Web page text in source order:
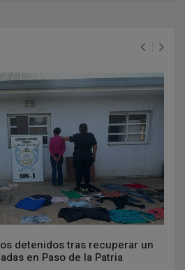
detenidos tras recuperar un
en Paso de la Patria